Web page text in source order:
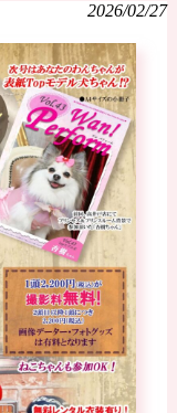
2026/02/27